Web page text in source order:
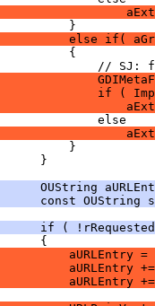
else if(
if (
OUString
const OUString
if (
aURLEntry =
aURLEntry
aURLEntry